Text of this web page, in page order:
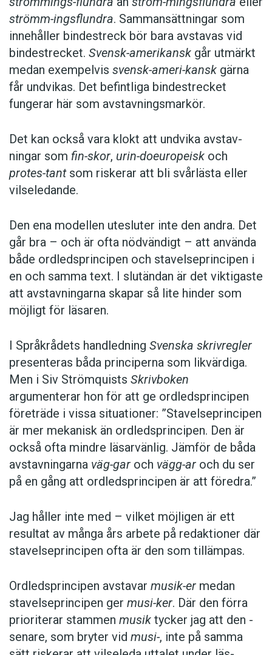
strömm-ingsflundra. Sammansättningar som
innehåller bindestreck bör bara avstavas vid
bindestrecket. Svensk-amerikansk går utmärkt
medan exempelvis svensk-ameri-kansk gärna
får undvikas. Det befintliga bindestrecket
fungerar här som avstavningsmarkör.
Det kan också vara klokt att undvika avstav­
ningar som fin-skor, urin-doeuropeisk och
protes-tantsom riskerar att bli svårlästa eller
vilseledande.
Den ena modellen utesluter inte den andra. Det
går bra – och är ofta nödvändigt – att använda
både ordledsprincipen och stavelseprincipen i
en och samma text. I slutändan är det viktigaste
att avstavningarna skapar så lite hinder som
möjligt för läsaren.
I Språkrådets handledning Svenska skrivregler
presenteras båda principerna som likvärdiga.
Men i Siv Strömquists Skrivboken
argumenterar hon för att ge ordledsprincipen
företräde i vissa situationer: ”Stavelseprincipen
är mer mekanisk än ordledsprincipen. Den är
också ofta mindre läsarvänlig. Jämför de båda
avstavningarna väg-gar och vägg-ar och du ser
på en gång att ordledsprincipen är att föredra.”
Jag håller inte med – vilket möjligen är ett
resultat av många års arbete på redaktioner där
stavelseprincipen ofta är den som tillämpas.
Ordledsprincipen avstavar musik-er medan
stavelseprincipen ger musi-ker. Där den förra
prioriterar stammen musik tycker jag att den ­
senare, som bryter vid musi-, inte på samma